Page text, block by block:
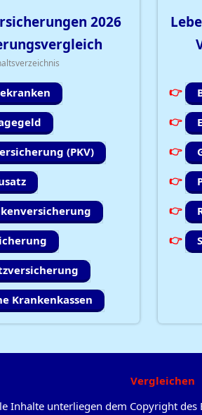
2026
(PKV)
Krankenkassen
Vergleichen
Inhalte unterliegen dem Copyright des